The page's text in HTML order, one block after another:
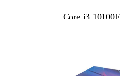
پردازنده اینتل Core i3 10100F